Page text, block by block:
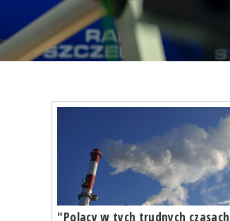
"Polacy w tych trudnych czasach